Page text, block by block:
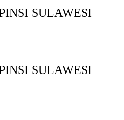
SULAWESI
SULAWESI